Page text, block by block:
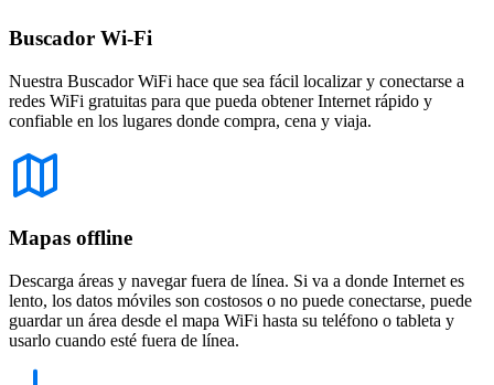
Buscador Wi-Fi
Nuestra Buscador WiFi hace que sea fácil localizar y conectarse a
redes WiFi gratuitas para que pueda obtener Internet rápido y
confiable en los lugares donde compra, cena y viaja.
Mapas offline
Descarga áreas y navegar fuera de línea. Si va a donde Internet es
lento, los datos móviles son costosos o no puede conectarse, puede
guardar un área desde el mapa WiFi hasta su teléfono o tableta y
usarlo cuando esté fuera de línea.